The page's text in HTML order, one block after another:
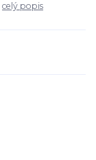
celý popis